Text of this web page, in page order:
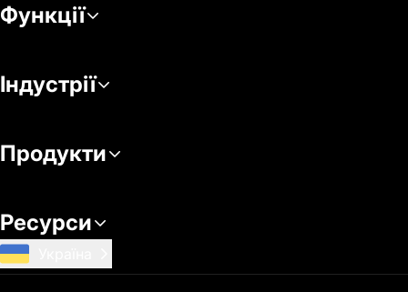
Функції
Індустрії
Продукти
Ресурси